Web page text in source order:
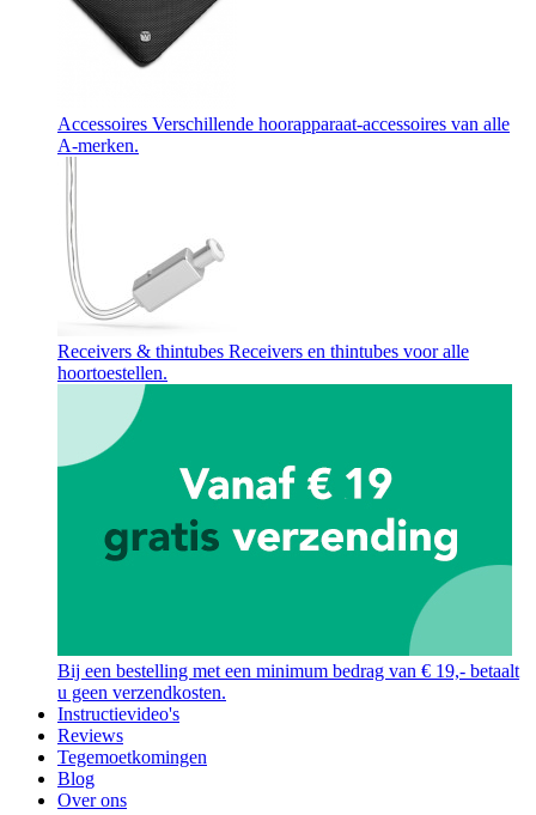
Accessoires Verschillende hoorapparaat-accessoires van alle
A-merken.
Receivers & thintubes Receivers en thintubes voor alle
hoortoestellen.
Bij een bestelling met een minimum bedrag van € 19,- betaalt
u geen verzendkosten.
Instructievideo's
Reviews
Tegemoetkomingen
Blog
Over ons